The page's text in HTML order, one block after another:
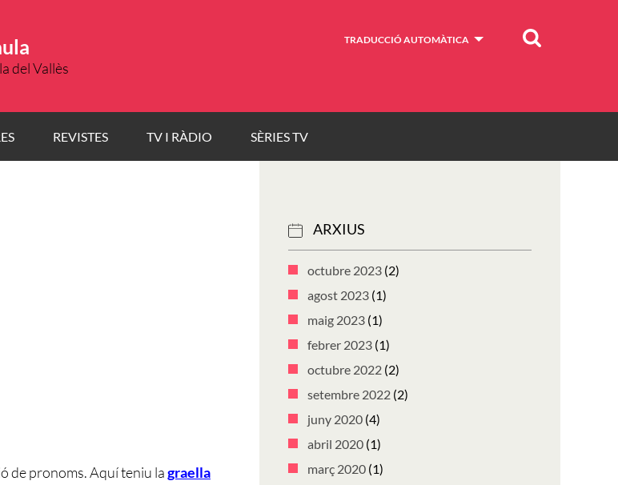
del Vallès
TRADUCCIÓ AUTOMÀTICA Cercar
REVISTES TV I RÀDIO SÈRIES TV
de pronoms. Aquí teniu lagraella
ARXIUS
octubre 2023 (2)
agost 2023 (1)
maig 2023 (1)
febrer 2023 (1)
octubre 2022 (2)
setembre 2022 (2)
juny 2020 (4)
abril 2020 (1)
març 2020 (1)